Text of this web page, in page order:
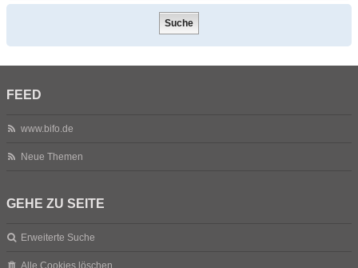
FEED
www.bifo.de
Neue Themen
GEHE ZU SEITE
Erweiterte Suche
Alle Cookies löschen